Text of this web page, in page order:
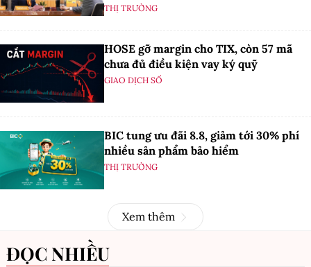
THỊ TRƯỜNG
HOSE gỡ margin cho TIX, còn 57 mã
chưa đủ điều kiện vay ký quỹ
GIAO DỊCH SỐ
BIC tung ưu đãi 8.8, giảm tới 30% phí
nhiều sản phẩm bảo hiểm
THỊ TRƯỜNG
Xem thêm
ĐỌC NHIỀU